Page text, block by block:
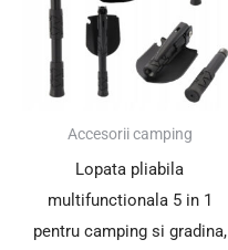
SUPER PREȚ!
Accesorii camping
Lopata pliabila
multifunctionala 5 in 1
pentru camping si gradina,